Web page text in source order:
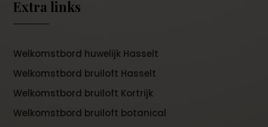
Extra links
Welkomstbord huwelijk Hasselt
Welkomstbord bruiloft Hasselt
Welkomstbord bruiloft Kortrijk
Welkomstbord bruiloft botanical